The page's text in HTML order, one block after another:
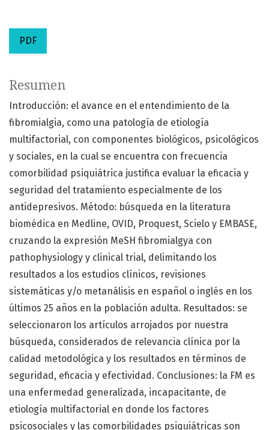
PDF
Resumen
Introducción: el avance en el entendimiento de la
fibromialgia, como una patología de etiología
multifactorial, con componentes biológicos, psicológicos
y sociales, en la cual se encuentra con frecuencia
comorbilidad psiquiátrica justifica evaluar la eficacia y
seguridad del tratamiento especialmente de los
antidepresivos. Método: búsqueda en la literatura
biomédica en Medline, OVID, Proquest, Scielo y EMBASE,
cruzando la expresión MeSH fibromialgya con
pathophysiology y clinical trial, delimitando los
resultados a los estudios clínicos, revisiones
sistemáticas y/o metanálisis en español o inglés en los
últimos 25 años en la población adulta. Resultados: se
seleccionaron los artículos arrojados por nuestra
búsqueda, considerados de relevancia clínica por la
calidad metodológica y los resultados en términos de
seguridad, eficacia y efectividad. Conclusiones: la FM es
una enfermedad generalizada, incapacitante, de
etiología multifactorial en donde los factores
psicosociales y las comorbilidades psiquiátricas son